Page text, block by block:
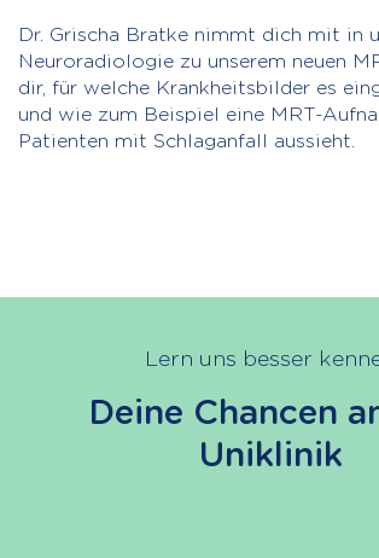
Dr. Grischa Bratke nimmt dich mit in
Neuroradiologie zu unserem neuen
dir, für welche Krankheitsbilder es
und wie zum Beispiel eine MRT-
Patienten mit Schlaganfall aussieht.
Deine Chancen
Uniklinik
Lern uns besser